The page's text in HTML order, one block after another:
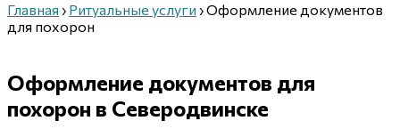
Главная › Ритуальные услуги ›Оформление документов
для похорон
Оформление документов для
похорон в Северодвинске